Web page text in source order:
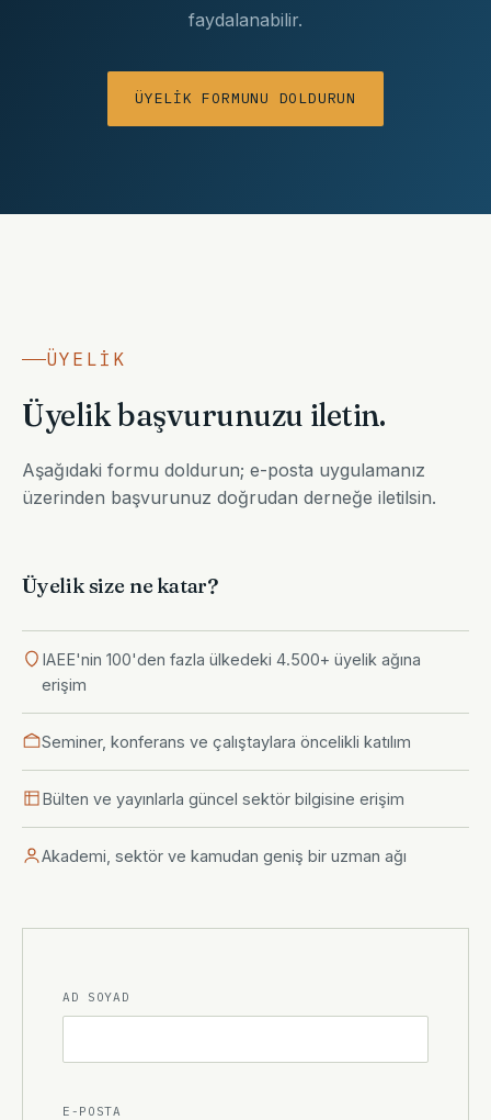
faydalanabilir.
ÜYELIK FORMUNU DOLDURUN
ÜYELIK
Üyelik başvurunuzu iletin.
Aşağıdaki formu doldurun; e-posta uygulamanız
üzerinden başvurunuz doğrudan derneğe iletilsin.
Üyelik size ne katar?
IAEE'nin 100'den fazla ülkedeki 4.500+ üyelik ağına
erişim
Seminer, konferans ve çalıştaylara öncelikli katılım
Bülten ve yayınlarla güncel sektör bilgisine erişim
Akademi, sektör ve kamudan geniş bir uzman ağı
AD SOYAD
E-POSTA